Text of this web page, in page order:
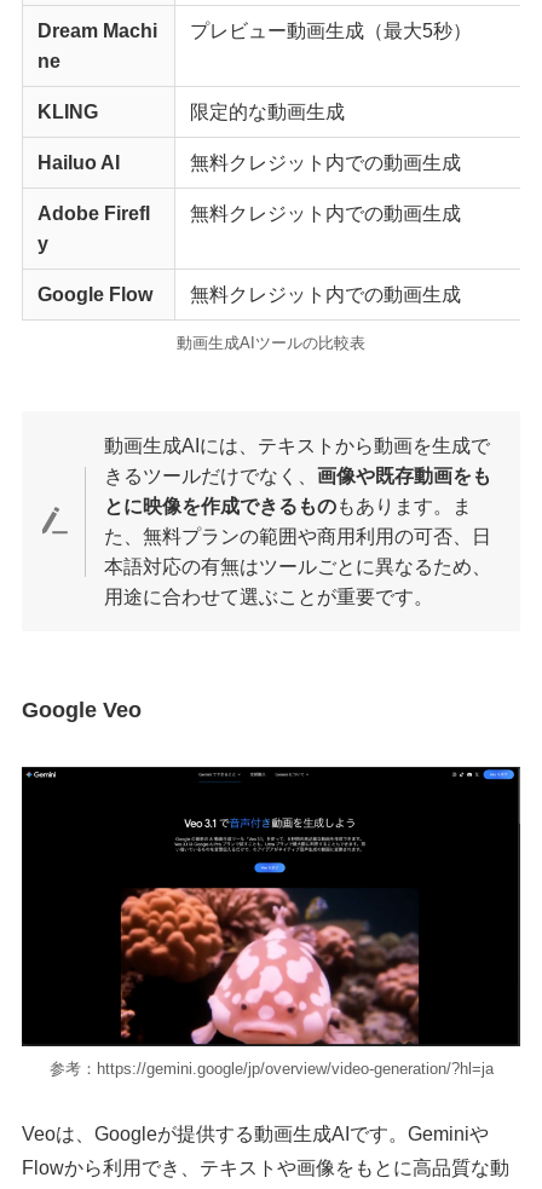
Dream Machi
ne
プレビュー動画生成（最大5秒）
KLING 限定的な動画生成
Hailuo AI 無料クレジット内での動画生成
Adobe Firefl
y
無料クレジット内での動画生成
Google Flow 無料クレジット内での動画生成
動画生成AIツールの比較表
動画生成AIには、テキストから動画を生成で
きるツールだけでなく、 画像や既存動画をも
とに映像を作成できるものもあります。ま
た、無料プランの範囲や商用利用の可否、日
本語対応の有無はツールごとに異なるため、
用途に合わせて選ぶことが重要です。
Google Veo
参考：https://gemini.google/jp/overview/video-generation/?hl=ja
Veoは、Googleが提供する動画生成AIです。Geminiや
Flowから利用でき、テキストや画像をもとに高品質な動